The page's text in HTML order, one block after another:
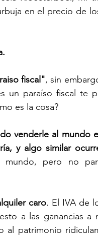
en el precio de
fiscal", sin
paraíso fiscal te
es la cosa?
venderle al mundo
y algo similar
mundo, pero no
caro. El IVA de
a las ganancias a
al patrimonio